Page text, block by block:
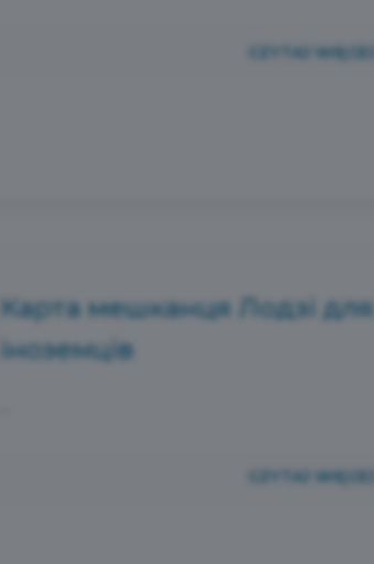
CZYTAJ WIĘCEJ
Карта мешканця Лодзі для
іноземців
CZYTAJ WIĘCEJ